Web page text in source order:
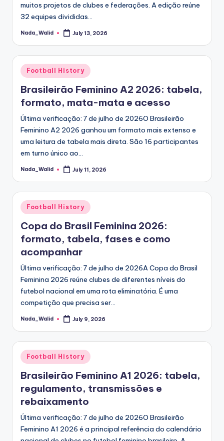
muitos projetos de clubes e federações. A edição reúne
32 equipes divididas…
Posted
Nada_Walid July 13, 2026
Posted
in
Football History
Brasileirão Feminino A2 2026: tabela,
formato, mata-mata e acesso
Última verificação: 7 de julho de 2026O Brasileirão
Feminino A2 2026 ganhou um formato mais extenso e
uma leitura de tabela mais direta. São 16 participantes
em turno único ao…
Posted
Nada_Walid July 11, 2026
Posted
in
Football History
Copa do Brasil Feminina 2026:
formato, tabela, fases e como
acompanhar
Última verificação: 7 de julho de 2026A Copa do Brasil
Feminina 2026 reúne clubes de diferentes níveis do
futebol nacional em uma rota eliminatória. É uma
competição que precisa ser…
Posted
Nada_Walid July 9, 2026
Posted
in
Football History
Brasileirão Feminino A1 2026: tabela,
regulamento, transmissões e
rebaixamento
Última verificação: 7 de julho de 2026O Brasileirão
Feminino A1 2026 é a principal referência do calendário